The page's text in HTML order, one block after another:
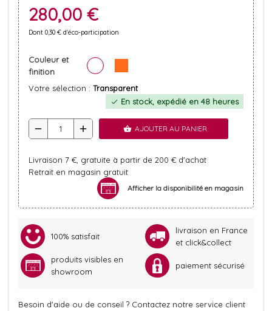
280,00 €
Dont 0,30 € d'éco-participation
Couleur et
finition
Votre sélection : Transparent
check En stock, expédié en 48 heures
remove add shopping_basket AJOUTER AU PANIER
Livraison 7 €, gratuite à partir de 200 € d'achat
Retrait en magasin gratuit
Afficher la disponibilité en magasin
100% satisfait
livraison en France
et click&collect
produits visibles en
showroom
paiement sécurisé
Besoin d'aide ou de conseil ? Contactez notre service client